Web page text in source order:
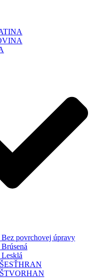
povrchovej úpravy